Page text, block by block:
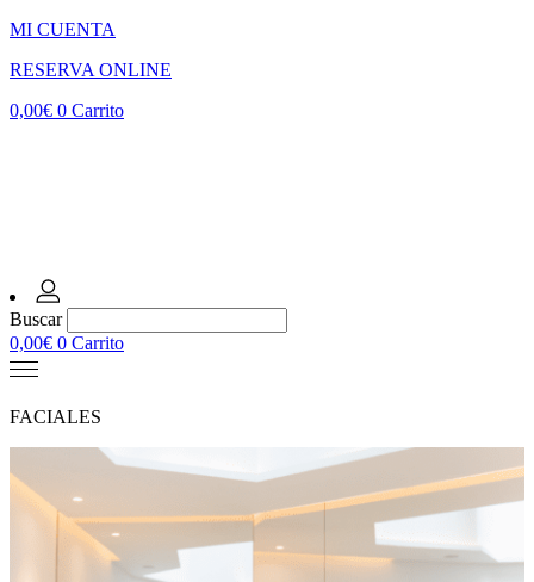
MI CUENTA
RESERVA ONLINE
0,00€ 0 Carrito
Buscar
0,00€ 0 Carrito
FACIALES